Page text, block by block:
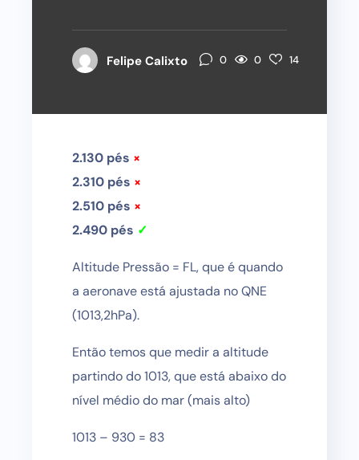
Felipe Calixto 0 0 14
2.130 pés ×
2.310 pés ×
2.510 pés ×
2.490 pés ✓
Altitude Pressão = FL, que é quando
a aeronave está ajustada no QNE
(1013,2hPa).
Então temos que medir a altitude
partindo do 1013, que está abaixo do
nível médio do mar (mais alto)
1013 – 930 = 83